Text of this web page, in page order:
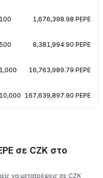
1,676,398.98 PEPE
8,381,994.90 PEPE
16,763,989.79 PEPE
167,639,897.90 PEPE
σε CZK στο
να μετατρέψεις σε CZK